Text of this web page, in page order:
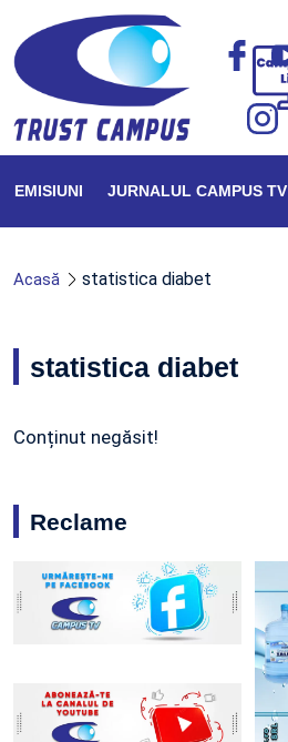
EMISIUNI JURNALUL CAMPUS TV
Acasă statistica diabet
statistica diabet
Conținut negăsit!
Reclame